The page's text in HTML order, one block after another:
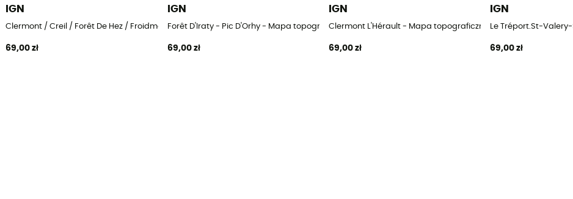
IGN
Clermont / Creil / Forêt De Hez / Froidmont - Mapa topograficzna
69,00 zł
IGN
Forêt D'Iraty - Pic D'Orhy - Mapa topograficzna
69,00 zł
IGN
Clermont L'Hérault - Mapa topograficzna
69,00 zł
IGN
Le Tréport.St-
69,00 zł